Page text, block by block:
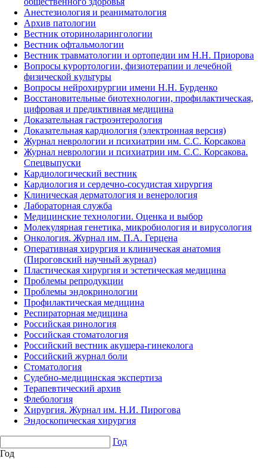
Анестезиология и реаниматология
Архив патологии
Вестник оториноларингологии
Вестник офтальмологии
Вестник травматологии и ортопедии им Н.Н. Приорова
Вопросы курортологии, физиотерапии и лечебной
физической культуры
Вопросы нейрохирургии имени Н.Н. Бурденко
Восстановительные биотехнологии, профилактическая,
цифровая и предиктивная медицина
Доказательная гастроэнтерология
Доказательная кардиология (электронная версия)
Журнал неврологии и психиатрии им. С.С. Корсакова
Журнал неврологии и психиатрии им. С.С. Корсакова.
Спецвыпуски
Кардиологический вестник
Кардиология и сердечно-сосудистая хирургия
Клиническая дерматология и венерология
Лабораторная служба
Медицинские технологии. Оценка и выбор
Молекулярная генетика, микробиология и вирусология
Онкология. Журнал им. П.А. Герцена
Оперативная хирургия и клиническая анатомия
(Пироговский научный журнал)
Пластическая хирургия и эстетическая медицина
Проблемы репродукции
Проблемы эндокринологии
Профилактическая медицина
Респираторная медицина
Российская ринология
Российская стоматология
Российский вестник акушера-гинеколога
Российский журнал боли
Стоматология
Судебно-медицинская экспертиза
Терапевтический архив
Флебология
Хирургия. Журнал им. Н.И. Пирогова
Эндоскопическая хирургия
Год
Год